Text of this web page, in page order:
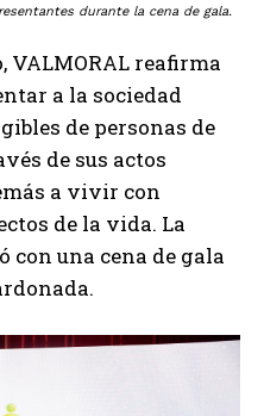
durante la cena de gala.
VALMORAL reafirma
a la sociedad
de personas de
de sus actos
a vivir con
de la vida. La
una cena de gala